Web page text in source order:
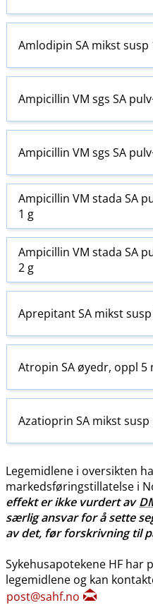
Amlodipin SA mikst susp
Ampicillin VM sgs SA
Ampicillin VM sgs SA
Ampicillin VM stada SA
1 g
Ampicillin VM stada SA
2 g
Aprepitant SA mikst
Atropin SA øyedr, oppl 5
Azatioprin SA mikst
Legemidlene i oversikten
markedsføringstillatelse i
effekt er ikke vurdert av
særlig ansvar for å sette
av det, før forskrivning til
Sykehusapotekene HF har
legemidlene og kan
post@sahf.no